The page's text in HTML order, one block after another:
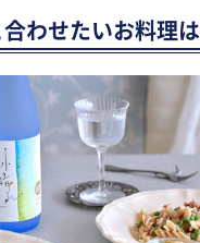
合わせたいお料理は